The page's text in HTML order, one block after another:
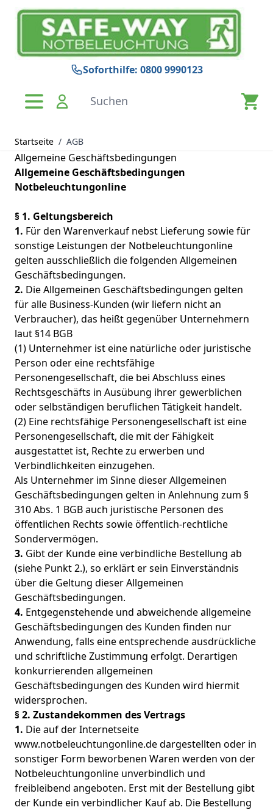
Zum Inhalt springen
Soforthilfe: 0800 9990123
Suchen
Startseite / AGB
Allgemeine Geschäftsbedingungen
Allgemeine Geschäftsbedingungen
Notbeleuchtungonline
§ 1. Geltungsbereich
1. Für den Warenverkauf nebst Lieferung sowie für
sonstige Leistungen der Notbeleuchtungonline
gelten ausschließlich die folgenden Allgemeinen
Geschäftsbedingungen.
2. Die Allgemeinen Geschäftsbedingungen gelten
für alle Business-Kunden (wir liefern nicht an
Verbraucher), das heißt gegenüber Unternehmern
laut §14 BGB
(1) Unternehmer ist eine natürliche oder juristische
Person oder eine rechtsfähige
Personengesellschaft, die bei Abschluss eines
Rechtsgeschäfts in Ausübung ihrer gewerblichen
oder selbständigen beruflichen Tätigkeit handelt.
(2) Eine rechtsfähige Personengesellschaft ist eine
Personengesellschaft, die mit der Fähigkeit
ausgestattet ist, Rechte zu erwerben und
Verbindlichkeiten einzugehen.
Als Unternehmer im Sinne dieser Allgemeinen
Geschäftsbedingungen gelten in Anlehnung zum §
310 Abs. 1 BGB auch juristische Personen des
öffentlichen Rechts sowie öffentlich-rechtliche
Sondervermögen.
3. Gibt der Kunde eine verbindliche Bestellung ab
(siehe Punkt 2.), so erklärt er sein Einverständnis
über die Geltung dieser Allgemeinen
Geschäftsbedingungen.
4. Entgegenstehende und abweichende allgemeine
Geschäftsbedingungen des Kunden finden nur
Anwendung, falls eine entsprechende ausdrückliche
und schriftliche Zustimmung erfolgt. Derartigen
konkurrierenden allgemeinen
Geschäftsbedingungen des Kunden wird hiermit
widersprochen.
§ 2. Zustandekommen des Vertrags
1. Die auf der Internetseite
www.notbeleuchtungonline.de dargestellten oder in
sonstiger Form beworbenen Waren werden von der
Notbeleuchtungonline unverbindlich und
freibleibend angeboten. Erst mit der Bestellung gibt
der Kunde ein verbindlicher Kauf ab. Die Bestellung